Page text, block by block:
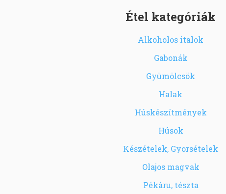
Étel kategóriák
Alkoholos italok
Gabonák
Gyümölcsök
Halak
Húskészítmények
Húsok
Készételek, Gyorsételek
Olajos magvak
Pékáru, tészta